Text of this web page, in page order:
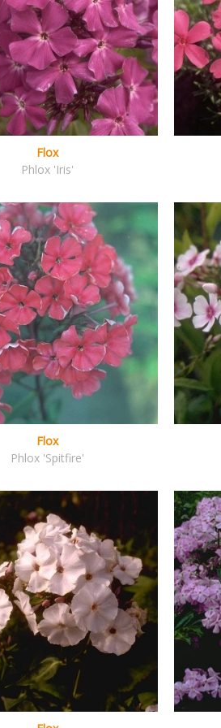
Flox
Phlox 'Iris'
Flox
Phlox 'Spitfire'